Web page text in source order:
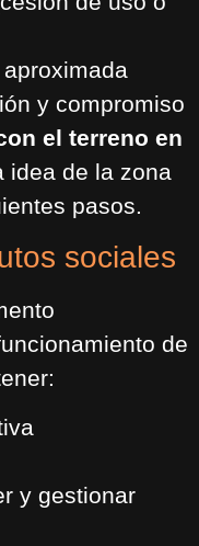
y compromiso
el terreno en
idea de la zona
pasos.
sociales
de
y gestionar